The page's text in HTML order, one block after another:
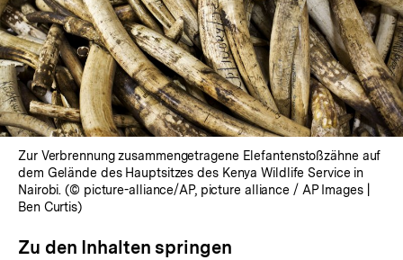
Zur Verbrennung zusammengetragene Elefantenstoßzähne auf
dem Gelände des Hauptsitzes des Kenya Wildlife Service in
Nairobi. (© picture-alliance/AP, picture alliance / AP Images |
Ben Curtis)
Zu den Inhalten springen